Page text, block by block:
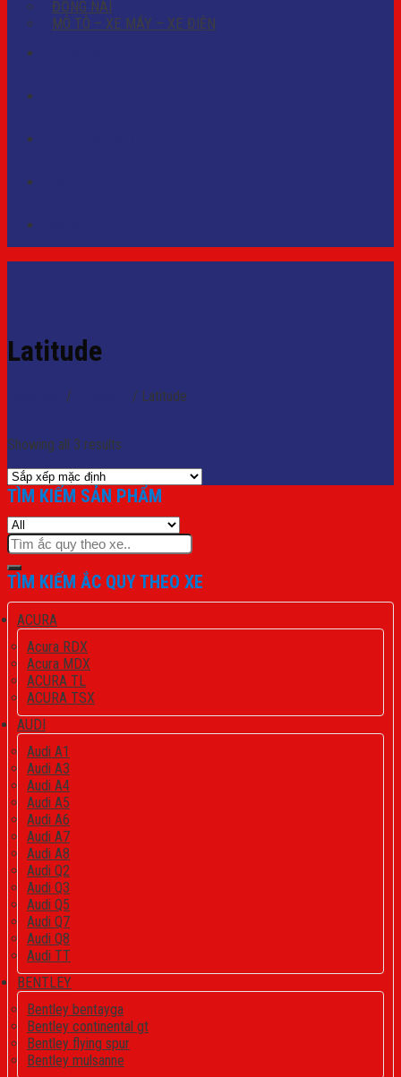
ĐỒNG NAI
MÔ TÔ – XE MÁY – XE ĐIỆN
Latitude
/ / Latitude
Showing all 3 results
TÌM KIẾM SẢN PHẨM
Tìm
kiếm:
TÌM KIẾM ẮC QUY THEO XE
ACURA
Acura RDX
Acura MDX
ACURA TL
ACURA TSX
AUDI
Audi A1
Audi A3
Audi A4
Audi A5
Audi A6
Audi A7
Audi A8
Audi Q2
Audi Q3
Audi Q5
Audi Q7
Audi Q8
Audi TT
BENTLEY
Bentley bentayga
Bentley continental gt
Bentley flying spur
Bentley mulsanne